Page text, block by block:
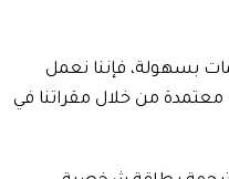
بسهولة، فإننا نعمل
معتمدة من خلال مقراتنا في